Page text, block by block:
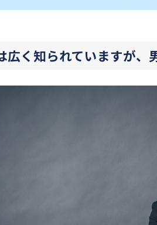
く知られていますが、